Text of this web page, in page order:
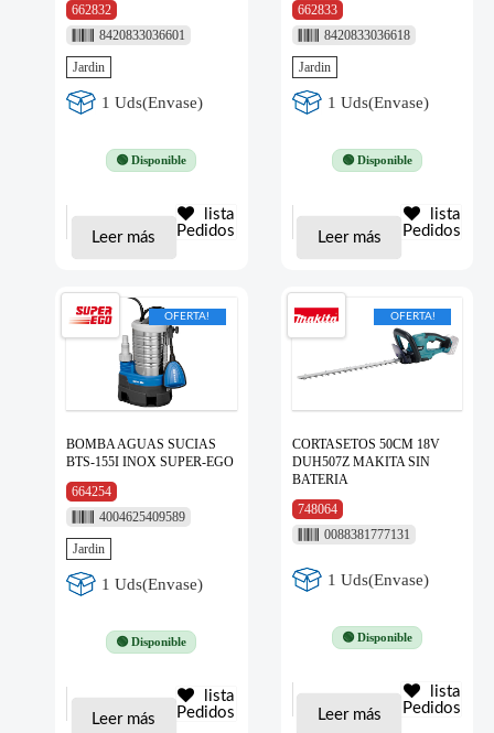
662832
8420833036601
Jardin
1 Uds(Envase)
🟢 Disponible
Leer más
lista
Pedidos
662833
8420833036618
Jardin
1 Uds(Envase)
🟢 Disponible
Leer más
lista
Pedidos
OFERTA!
BOMBA AGUAS SUCIAS
BTS-155I INOX SUPER-EGO
664254
4004625409589
Jardin
1 Uds(Envase)
🟢 Disponible
Leer más
lista
Pedidos
OFERTA!
CORTASETOS 50CM 18V
DUH507Z MAKITA SIN
BATERIA
748064
0088381777131
1 Uds(Envase)
🟢 Disponible
Leer más
lista
Pedidos